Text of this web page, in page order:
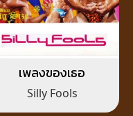
เพลงของเธอ
Silly Fools